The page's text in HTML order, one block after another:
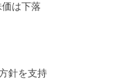
は下落
針を支持